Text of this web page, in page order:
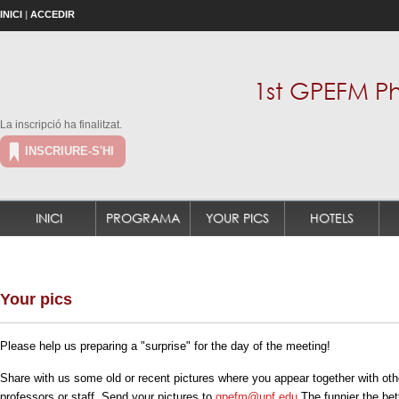
INICI | ACCEDIR
1st GPEFM
La inscripció ha finalitzat.
INSCRIURE-S'HI
INICI PROGRAMA YOUR PICS HOTELS
Your pics
Please help us preparing a "surprise" for the day of the meeting!
Share with us some old or recent pictures where you appear together with